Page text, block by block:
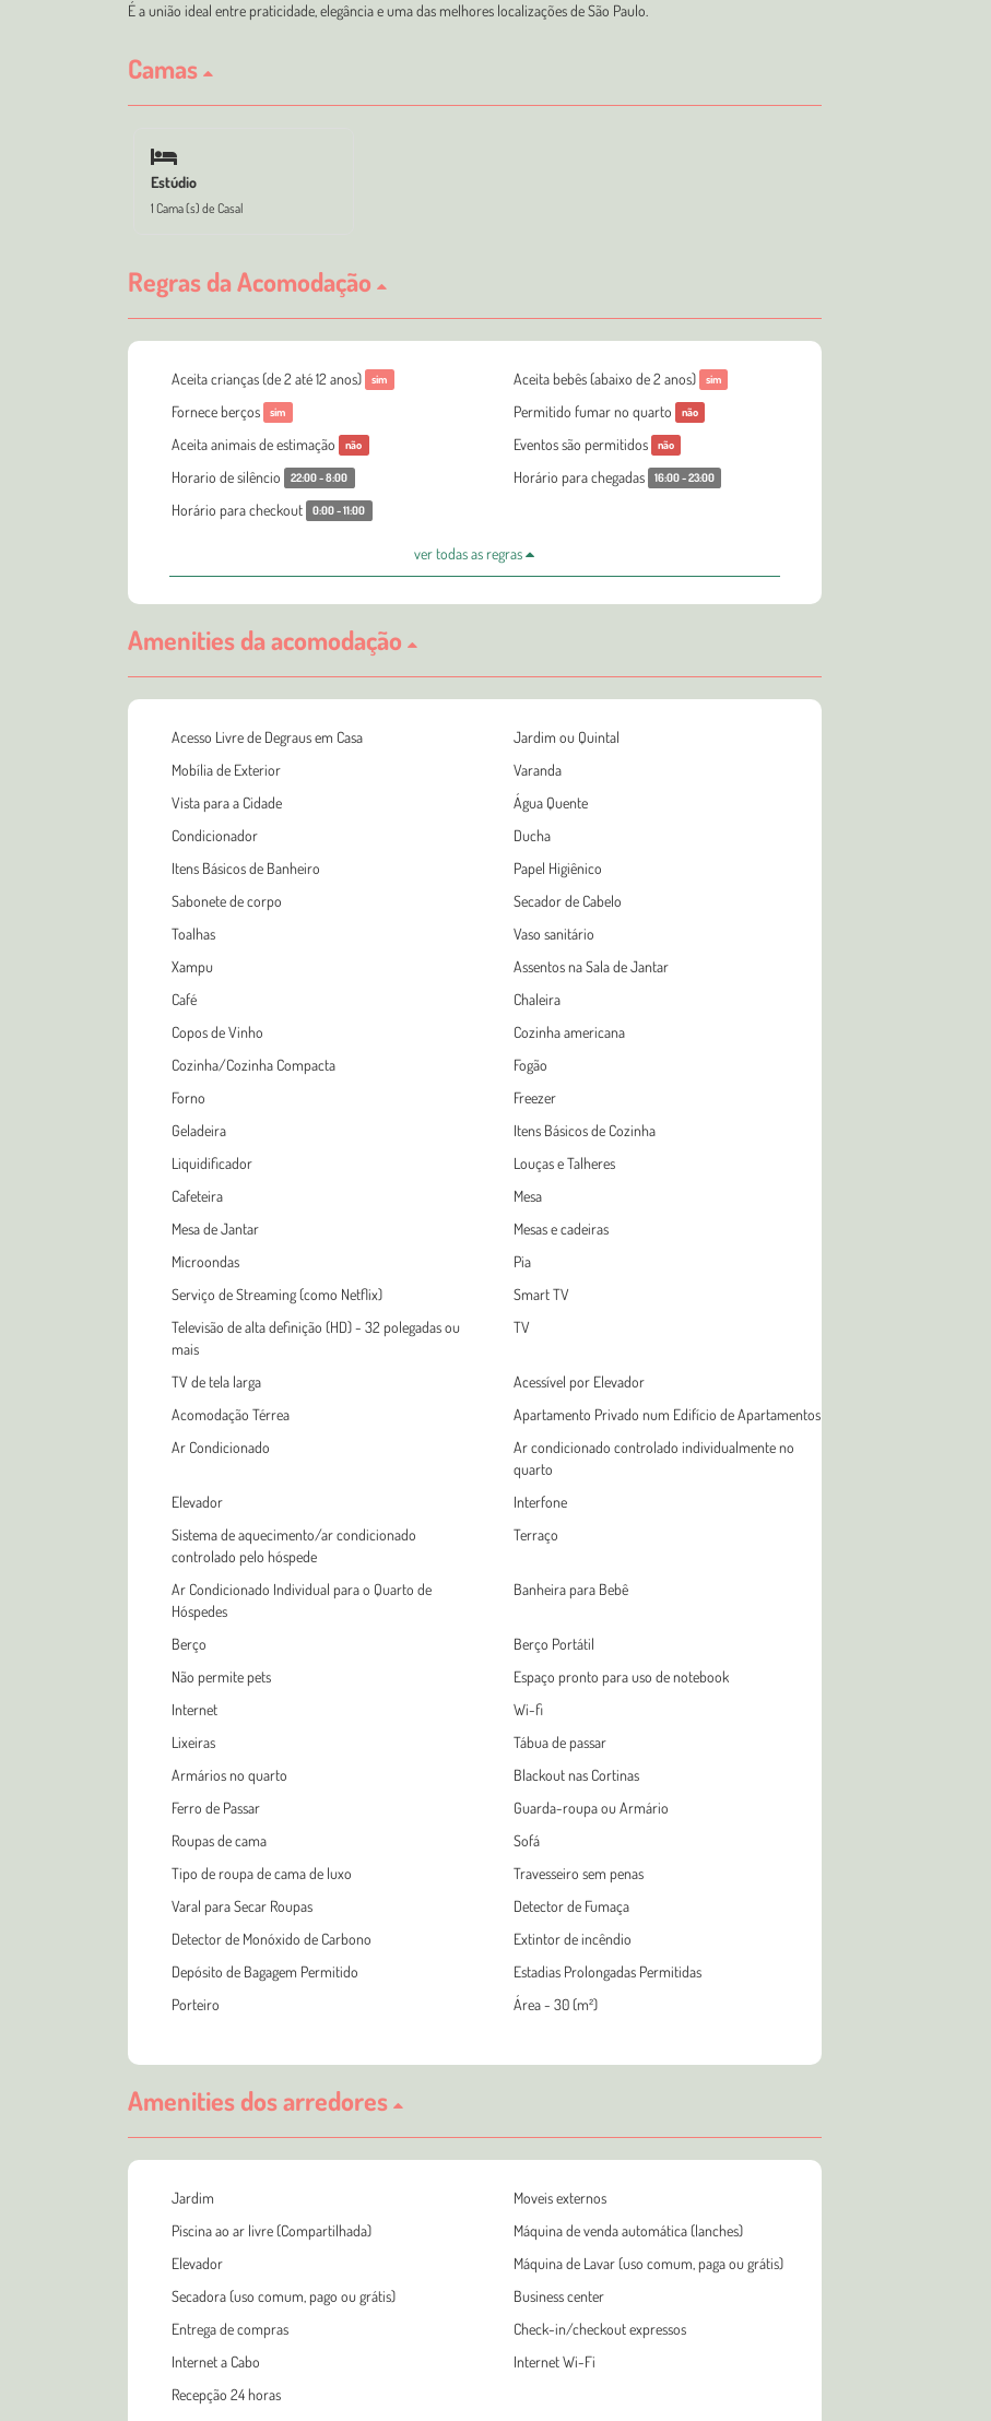
É a união ideal entre praticidade, elegância e uma das melhores localizações de São Paulo.
Camas
Estúdio
1 Cama (s) de Casal
Regras da Acomodação
Aceita crianças (de 2 até 12 anos) sim Aceita bebês (abaixo de 2 anos) sim
Fornece berços sim Permitido fumar no quarto não
Aceita animais de estimação não Eventos são permitidos não
Horario de silêncio 22:00 - 8:00 Horário para chegadas 16:00 - 23:00
Horário para checkout 0:00 - 11:00
ver todas as regras
Amenities da acomodação
Acesso Livre de Degraus em Casa
Jardim ou Quintal
Mobília de Exterior
Varanda
Vista para a Cidade
Água Quente
Condicionador
Ducha
Itens Básicos de Banheiro
Papel Higiênico
Sabonete de corpo
Secador de Cabelo
Toalhas
Vaso sanitário
Xampu
Assentos na Sala de Jantar
Café
Chaleira
Copos de Vinho
Cozinha americana
Cozinha/Cozinha Compacta
Fogão
Forno
Freezer
Geladeira
Itens Básicos de Cozinha
Liquidificador
Louças e Talheres
Cafeteira
Mesa
Mesa de Jantar
Mesas e cadeiras
Microondas
Pia
Serviço de Streaming (como Netflix)
Smart TV
Televisão de alta definição (HD) - 32 polegadas ou
mais
TV
TV de tela larga
Acessível por Elevador
Acomodação Térrea
Apartamento Privado num Edifício de Apartamentos
Ar Condicionado
Ar condicionado controlado individualmente no
quarto
Elevador
Interfone
Sistema de aquecimento/ar condicionado
controlado pelo hóspede
Terraço
Ar Condicionado Individual para o Quarto de
Hóspedes
Banheira para Bebê
Berço
Berço Portátil
Não permite pets
Espaço pronto para uso de notebook
Internet
Wi-fi
Lixeiras
Tábua de passar
Armários no quarto
Blackout nas Cortinas
Ferro de Passar
Guarda-roupa ou Armário
Roupas de cama
Sofá
Tipo de roupa de cama de luxo
Travesseiro sem penas
Varal para Secar Roupas
Detector de Fumaça
Detector de Monóxido de Carbono
Extintor de incêndio
Depósito de Bagagem Permitido
Estadias Prolongadas Permitidas
Porteiro
Área - 30 (m²)
Amenities dos arredores
Jardim
Moveis externos
Piscina ao ar livre (Compartilhada)
Máquina de venda automática (lanches)
Elevador
Máquina de Lavar (uso comum, paga ou grátis)
Secadora (uso comum, pago ou grátis)
Business center
Entrega de compras
Check-in/checkout expressos
Internet a Cabo
Internet Wi-Fi
Recepção 24 horas